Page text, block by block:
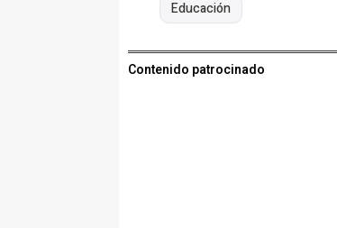
Educación
Contenido patrocinado